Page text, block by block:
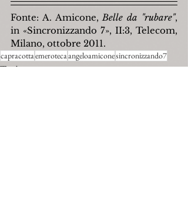
Fonte: A. Amicone, Belle da "rubare",
in «Sincronizzando 7», II:3, Telecom,
Milano, ottobre 2011.
capracottaemerotecaangeloamiconesincronizzando7
Turismo